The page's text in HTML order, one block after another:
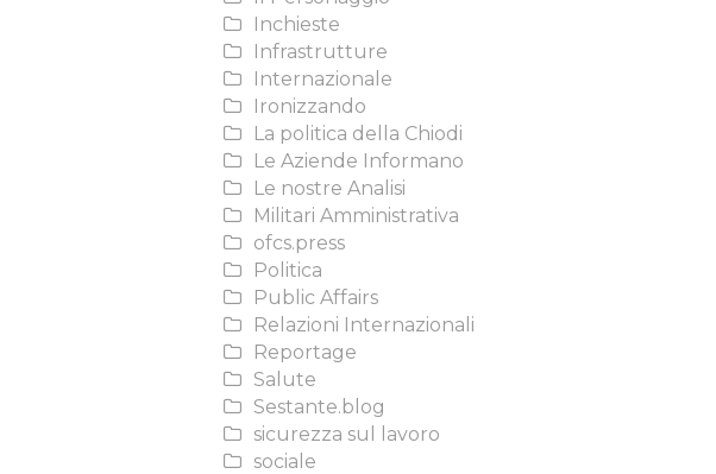
Inchieste
Infrastrutture
Internazionale
Ironizzando
La politica della Chiodi
Le Aziende Informano
Le nostre Analisi
Militari Amministrativa
ofcs.press
Politica
Public Affairs
Relazioni Internazionali
Reportage
Salute
Sestante.blog
sicurezza sul lavoro
sociale